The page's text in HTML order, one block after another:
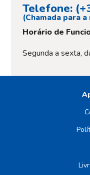
Telefone:
(Chamada para
Horário de
Segunda a sexta,